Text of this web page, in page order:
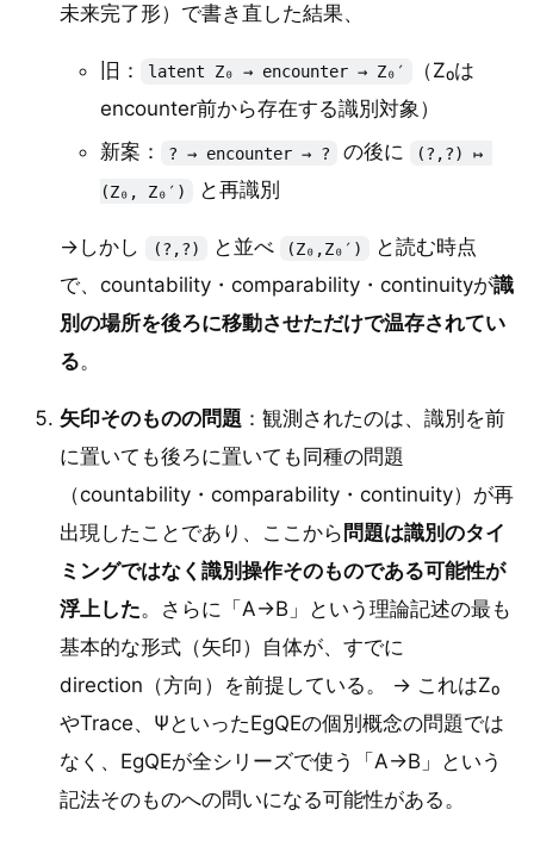
未来完了形）で書き直した結果、
旧： latent Z₀ → encounter → Z₀′
（Z₀は
encounter前から存在する識別対象）
新案：
? → encounter → ? の後に
(?,?) ↦
(Z₀, Z₀′)
と再識別
→しかし (?,?) と並べ (Z₀,Z₀′)
と読む時点
で、countability・comparability・continuityが識
別の場所を後ろに移動させただけで温存されてい
る。
矢印そのものの問題 ：観測されたのは、識別を前
に置いても後ろに置いても同種の問題
（countability・comparability・continuity）が再
出現したことであり、ここから 問題は識別のタイ
ミングではなく識別操作そのものである可能性が
浮上した。さらに「A→B」という理論記述の最も
基本的な形式（矢印）自体が、すでに
direction（方向）を前提している。 → これはZ₀
やTrace、ΨといったEgQEの個別概念の問題では
なく、EgQEが全シリーズで使う「A→B」という
記法そのものへの問いになる可能性がある。